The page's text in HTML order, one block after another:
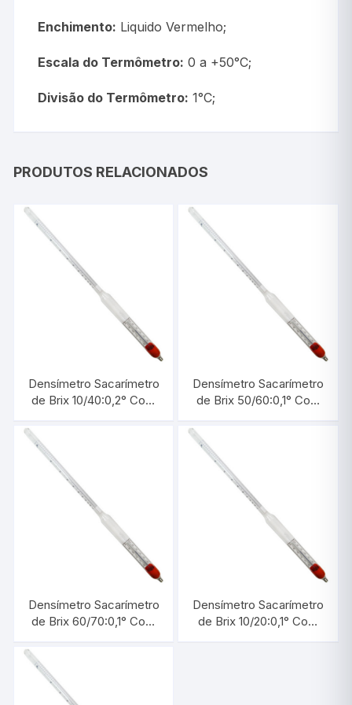
Enchimento: Liquido Vermelho;
Escala do Termômetro: 0 a +50°C;
Divisão do Termômetro: 1°C;
PRODUTOS RELACIONADOS
Densímetro Sacarímetro
de Brix 10/40:0,2° Com
Densímetro Sacarímetro
de Brix 50/60:0,1° Com
Densímetro Sacarímetro
de Brix 60/70:0,1° Com
Densímetro Sacarímetro
de Brix 10/20:0,1° Com